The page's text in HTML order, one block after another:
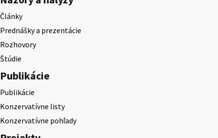
Články
Prednášky a prezentácie
Rozhovory
Štúdie
Publikácie
Publikácie
Konzervatívne listy
Konzervatívne pohľady